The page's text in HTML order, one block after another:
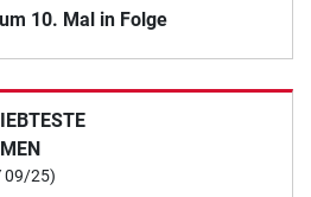
10. Mal in Folge
09/25)